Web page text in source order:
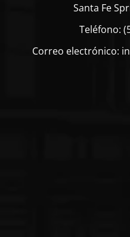
Santa Fe
Teléfono:
Correo electrónico: